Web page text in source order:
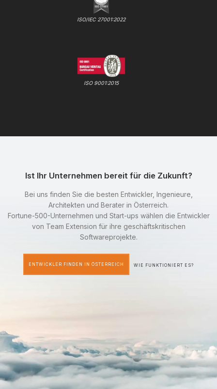
ISO/IEC 27001:2022
ISO 9001:2015
Ist Ihr Unternehmen bereit für die Zukunft?
Bei uns finden Sie die besten Entwickler, Ingenieure,
Architekten und Berater in Österreich.
Fortune-500-Unternehmen und Start-ups wählen die Entwickler
von Team Extension für ihre geschäftskritischen
Softwareprojekte.
ENTWICKLER FINDEN IN ÖSTERREICH WIE FUNKTIONIERT ES?